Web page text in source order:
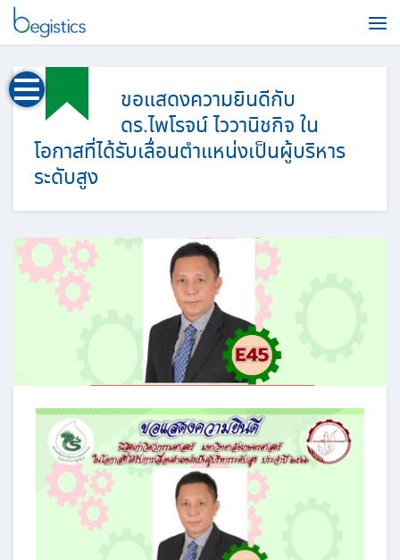
ขอแสดงความยินดีกับ
ดร.ไพโรจน์ ไววานิชกิจ ใน
โอกาสที่ได้รับเลื่อนตำแหน่งเป็นผู้บริหาร
ระดับสูง